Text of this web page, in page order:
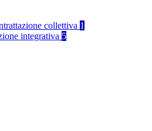
collettiva 1
integrativa 5